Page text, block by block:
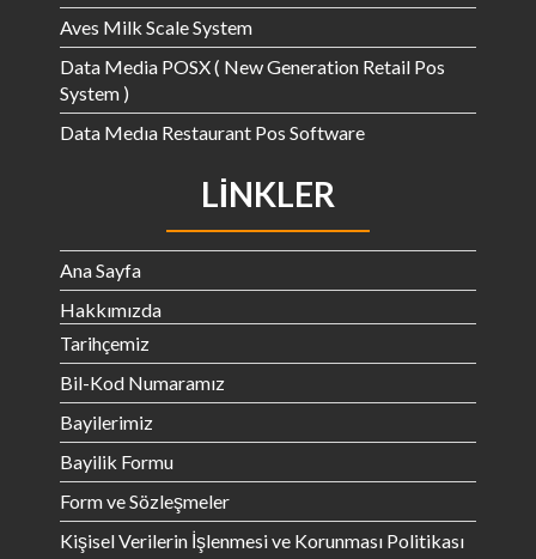
Aves Milk Scale System
Data Media POSX ( New Generation Retail Pos
System )
Data Medıa Restaurant Pos Software
LINKLER
Ana Sayfa
Hakkımızda
Tarihçemiz
Bil-Kod Numaramız
Bayilerimiz
Bayilik Formu
Form ve Sözleşmeler
Kişisel Verilerin İşlenmesi ve Korunması Politikası